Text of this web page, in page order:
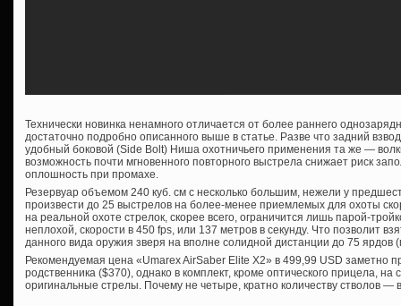
Технически новинка ненамного отличается от более раннего
достаточно подробно описанного выше в статье. Разве что задний
удобный боковой (Side Bolt) Ниша охотничьего применения та же —
возможность почти мгновенного повторного выстрела снижает риск
оплошность при промахе.
Резервуар объемом 240 куб. см с несколько большим, нежели у
произвести до 25 выстрелов на более-менее приемлемых для охоты
на реальной охоте стрелок, скорее всего, ограничится лишь парой-
неплохой, скорости в 450 fps, или 137 метров в секунду. Что позволит
данного вида оружия зверя на вполне солидной дистанции до 75 ярдов
Рекомендуемая цена «Umarex AirSaber Elite X2» в 499,99 USD заметно
родственника ($370), однако в комплект, кроме оптического прицела,
оригинальные стрелы. Почему не четыре, кратно количеству стволов —